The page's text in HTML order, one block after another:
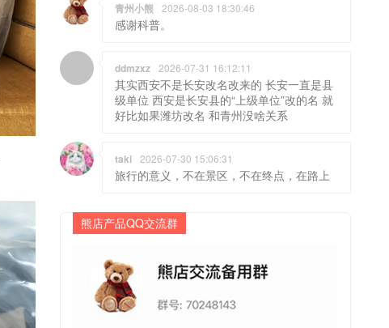
青州小熊 2026-08-03 18:30:46
感谢科普。
ddmzxz 2026-07-31 16:12:11
其实西安不是长安改名改来的 长安一直是县
级单位 西安是长安县的“上级单位”改的名 就
好比如果潍坊改名 和青州没啥关系
taki 2026-07-30 15:06:31
旅行的意义，不在景区，不在终点，在路上
熊店产品QQ交流群